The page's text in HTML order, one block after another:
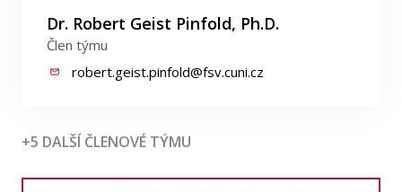
Dr. Robert Geist Pinfold, Ph.D.
Člen týmu
robert.geist.pinfold@fsv.cuni.cz
+5 DALŠÍ ČLENOVÉ TÝMU